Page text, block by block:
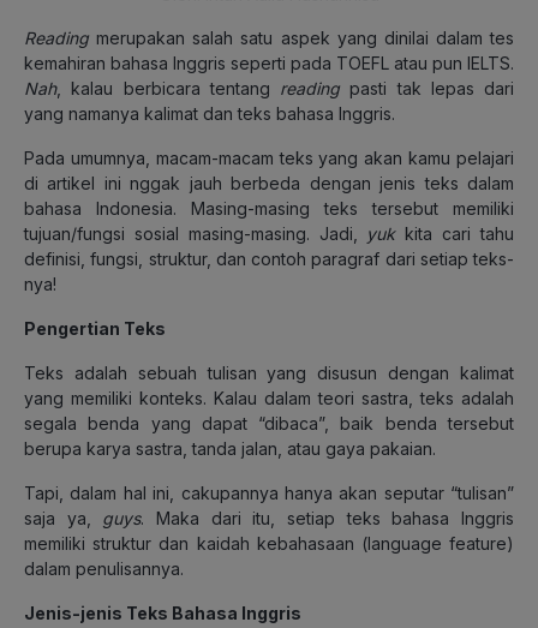
Reading merupakan salah satu aspek yang dinilai dalam tes
kemahiran bahasa Inggris seperti pada TOEFL atau pun IELTS.
Nah, kalau berbicara tentang reading pasti tak lepas dari
yang namanya kalimat dan teks bahasa Inggris.
Pada umumnya, macam-macam teks yang akan kamu pelajari
di artikel ini nggak jauh berbeda dengan jenis teks dalam
bahasa Indonesia. Masing-masing teks tersebut memiliki
tujuan/fungsi sosial masing-masing. Jadi, yukkita cari tahu
definisi, fungsi, struktur, dan contoh paragraf dari setiap teks-
nya!
Pengertian Teks
Teks adalah sebuah tulisan yang disusun dengan kalimat
yang memiliki konteks. Kalau dalam teori sastra, teks adalah
segala benda yang dapat “dibaca”, baik benda tersebut
berupa karya sastra, tanda jalan, atau gaya pakaian.
Tapi, dalam hal ini, cakupannya hanya akan seputar “tulisan”
saja ya, guys. Maka dari itu, setiap teks bahasa Inggris
memiliki struktur dan kaidah kebahasaan (language feature)
dalam penulisannya.
Jenis-jenis Teks Bahasa Inggris